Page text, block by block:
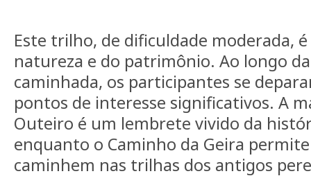
Este trilho, de dificuldade moderada,
natureza e do patrimônio. Ao longo
caminhada, os participantes se
pontos de interesse significativos. A
Outeiro é um lembrete vivido da
enquanto o Caminho da Geira
caminhem nas trilhas dos antigos